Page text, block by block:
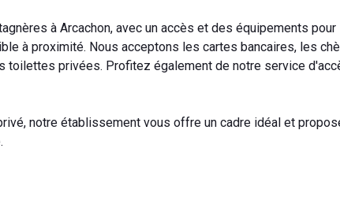
à Arcachon, avec un accès et des équipements
à proximité. Nous acceptons les cartes bancaires, les
toilettes privées. Profitez également de notre service
notre établissement vous offre un cadre idéal et